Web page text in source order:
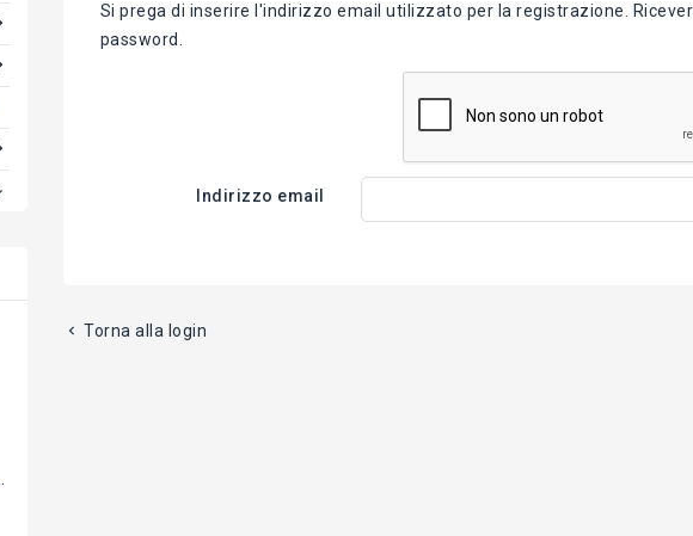
Si prega di inserire l'indirizzo email utilizzato per la registrazione.
password.
Indirizzo email
 Torna alla login